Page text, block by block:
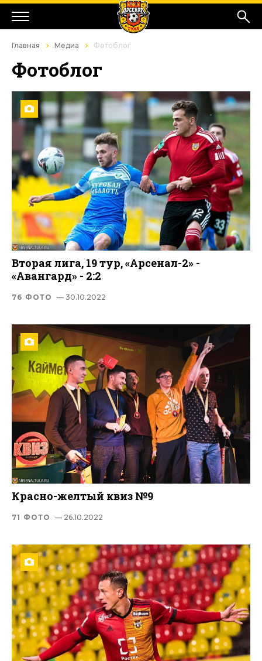
Главная Медиа Фотоблог
Фотоблог
Вторая лига, 19 тур, «Арсенал-2» -
«Авангард» - 2:2
76 ФОТО — 30.10.2022
Красно-желтый квиз №9
71 ФОТО — 26.10.2022